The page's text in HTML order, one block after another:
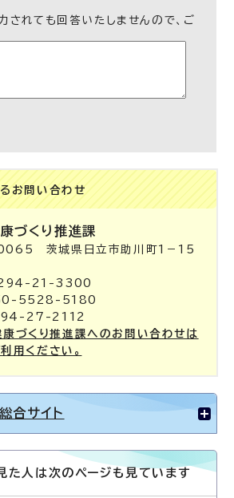
されても回答いたしませんので、ご
お問い合わせ
づくり推進課
茨城県日立市助川町1－15
21-3300
5528-5180
27-2112
づくり推進課へのお問い合わせは
用ください。
合サイト
た人は次のページも見ています